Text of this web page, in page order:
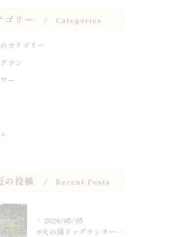
ゴリー Categories
カテゴリー
ラン
ー
の投稿 Recent Posts
2026/05/05
#火の国ドッグランオートキャンプ場